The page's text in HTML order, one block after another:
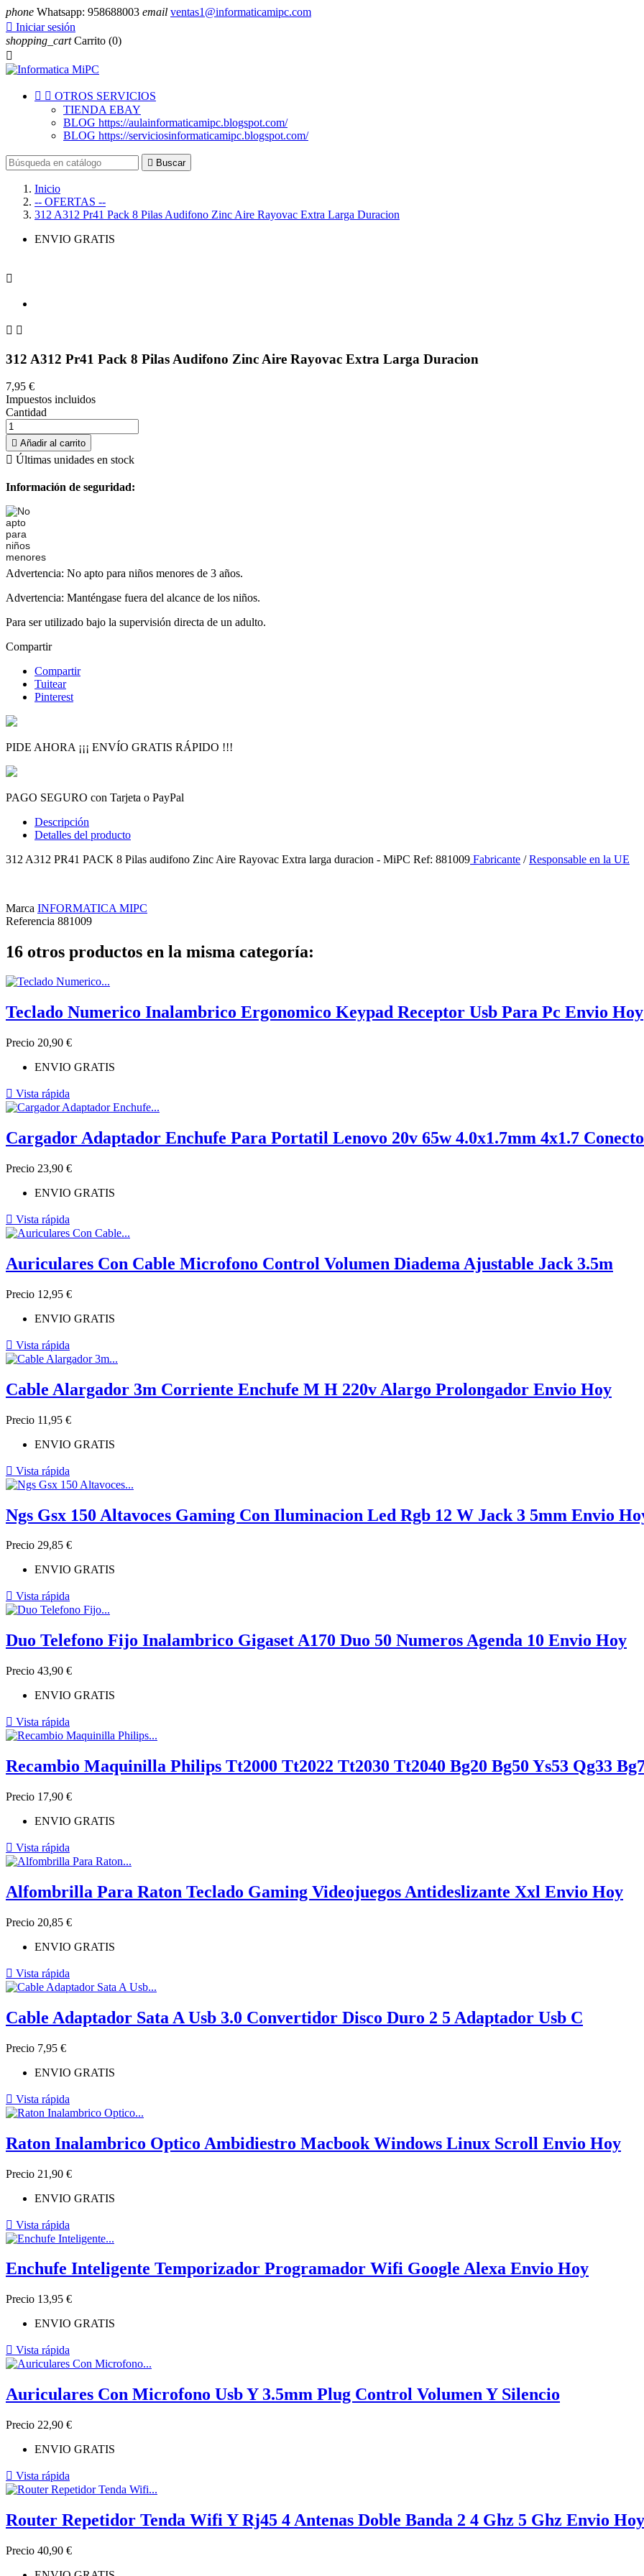
phone Whatsapp: 958688003 email ventas1@informaticamipc.com
 Iniciar sesión
shopping_cart Carrito (0)

  OTROS SERVICIOS
TIENDA EBAY
BLOG https://aulainformaticamipc.blogspot.com/
BLOG https://serviciosinformaticamipc.blogspot.com/
 Buscar
Inicio
-- OFERTAS --
312 A312 Pr41 Pack 8 Pilas Audifono Zinc Aire Rayovac Extra Larga Duracion
ENVIO GRATIS

 
312 A312 Pr41 Pack 8 Pilas Audifono Zinc Aire Rayovac Extra Larga Duracion
7,95 €
Impuestos incluidos
Cantidad
 Añadir al carrito
 Últimas unidades en stock
Información de seguridad:
Advertencia: No apto para niños menores de 3 años.
Advertencia: Manténgase fuera del alcance de los niños.
Para ser utilizado bajo la supervisión directa de un adulto.
Compartir
Compartir
Tuitear
Pinterest
PIDE AHORA ¡¡¡ ENVÍO GRATIS RÁPIDO !!!
PAGO SEGURO con Tarjeta o PayPal
Descripción
Detalles del producto
312 A312 PR41 PACK 8 Pilas audifono Zinc Aire Rayovac Extra larga duracion - MiPC Ref: 881009 Fabricante /Responsable en la UE
Marca INFORMATICA MIPC
Referencia 881009
16 otros productos en la misma categoría:
Teclado Numerico Inalambrico Ergonomico Keypad Receptor Usb Para Pc Envio Hoy
Precio 20,90 €
ENVIO GRATIS
 Vista rápida
Cargador Adaptador Enchufe Para Portatil Lenovo 20v 65w 4.0x1.7mm 4x1.7
Precio 23,90 €
ENVIO GRATIS
 Vista rápida
Auriculares Con Cable Microfono Control Volumen Diadema Ajustable Jack 3.5m
Precio 12,95 €
ENVIO GRATIS
 Vista rápida
Cable Alargador 3m Corriente Enchufe M H 220v Alargo Prolongador Envio Hoy
Precio 11,95 €
ENVIO GRATIS
 Vista rápida
Ngs Gsx 150 Altavoces Gaming Con Iluminacion Led Rgb 12 W Jack 3 5mm Envio
Precio 29,85 €
ENVIO GRATIS
 Vista rápida
Duo Telefono Fijo Inalambrico Gigaset A170 Duo 50 Numeros Agenda 10 Envio Hoy
Precio 43,90 €
ENVIO GRATIS
 Vista rápida
Recambio Maquinilla Philips Tt2000 Tt2022 Tt2030 Tt2040 Bg20 Bg50 Ys53 Qg33
Precio 17,90 €
ENVIO GRATIS
 Vista rápida
Alfombrilla Para Raton Teclado Gaming Videojuegos Antideslizante Xxl Envio Hoy
Precio 20,85 €
ENVIO GRATIS
 Vista rápida
Cable Adaptador Sata A Usb 3.0 Convertidor Disco Duro 2 5 Adaptador Usb C
Precio 7,95 €
ENVIO GRATIS
 Vista rápida
Raton Inalambrico Optico Ambidiestro Macbook Windows Linux Scroll Envio Hoy
Precio 21,90 €
ENVIO GRATIS
 Vista rápida
Enchufe Inteligente Temporizador Programador Wifi Google Alexa Envio Hoy
Precio 13,95 €
ENVIO GRATIS
 Vista rápida
Auriculares Con Microfono Usb Y 3.5mm Plug Control Volumen Y Silencio
Precio 22,90 €
ENVIO GRATIS
 Vista rápida
Router Repetidor Tenda Wifi Y Rj45 4 Antenas Doble Banda 2 4 Ghz 5 Ghz Envio Hoy
Precio 40,90 €